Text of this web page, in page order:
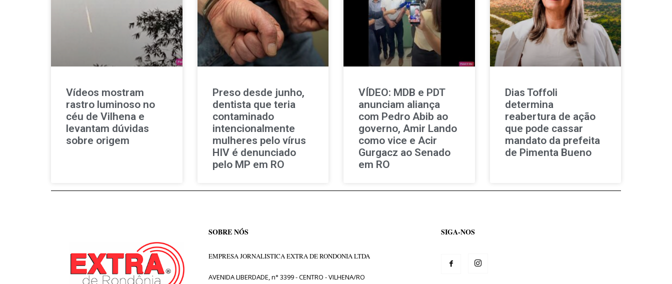
Vídeos mostram
rastro luminoso no
céu de Vilhena e
levantam dúvidas
sobre origem
Preso desde junho,
dentista que teria
contaminado
intencionalmente
mulheres pelo vírus
HIV é denunciado
pelo MP em RO
VÍDEO: MDB e PDT
anunciam aliança
com Pedro Abib ao
governo, Amir Lando
como vice e Acir
Gurgacz ao Senado
em RO
Dias Toffoli
determina
reabertura de ação
que pode cassar
mandato da prefeita
de Pimenta Bueno
SOBRE NÓS
EMPRESA JORNALISTICA EXTRA DE RONDONIA LTDA
AVENIDA LIBERDADE, n° 3399 - CENTRO - VILHENA/RO
SIGA-NOS